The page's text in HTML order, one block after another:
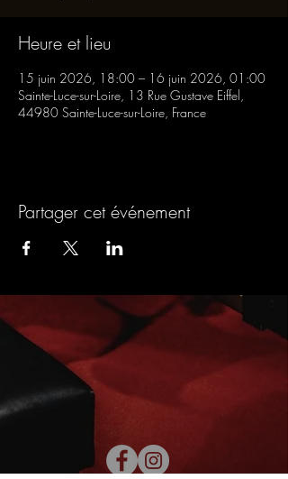
Heure et lieu
15 juin 2026, 18:00 – 16 juin 2026, 01:00
Sainte-Luce-sur-Loire, 13 Rue Gustave Eiffel,
44980 Sainte-Luce-sur-Loire, France
Partager cet événement